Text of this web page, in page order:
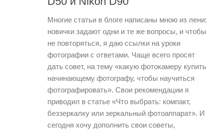
Многие статьи в блоге написаны мною из лени:
новички задают одни и те же вопросы, и чтобы
не повторяться, я даю ссылки на уроки
фотографии с ответами. Чаще всего просят
дать совет, на тему «какую фотокамеру купить
начинающему фотографу, чтобы научиться
фотографировать». Свои рекомендации я
приводил в статье «Что выбрать: компакт,
беззеркалку или зеркальный фотоаппарат». И
сегодня хочу дополнить свои советы,